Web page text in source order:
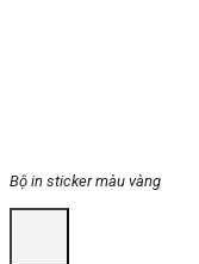
Bộ in sticker màu vàng